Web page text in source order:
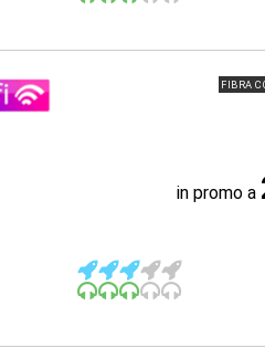
FIBRA
in promo a